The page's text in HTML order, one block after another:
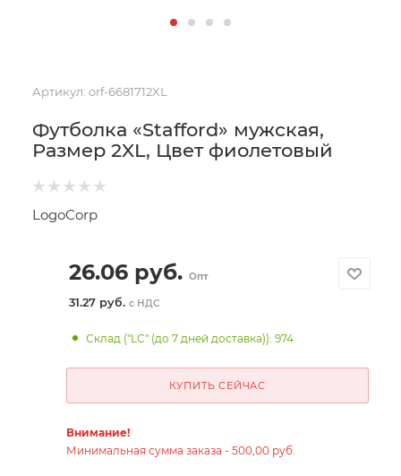
Артикул: orf-6681712XL
Футболка «Stafford» мужская,
Размер 2XL, Цвет фиолетовый
LogoCorp
26.06руб. Опт
31.27 руб. с НДС
Склад ("LC" (до 7 дней доставка)): 974
КУПИТЬ СЕЙЧАС
Внимание!
Минимальная сумма заказа - 500,00 руб.